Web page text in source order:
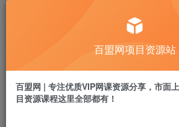
威哥·全域投放宝典5.0(更新2026)
此内容为付费阅读，请付费后查看
盟币9.9
年卡会员 免费
百盟网项目资源站
百盟网 | 专注优质VIP网课资源分享，市面
目资源课程这里全部都有！